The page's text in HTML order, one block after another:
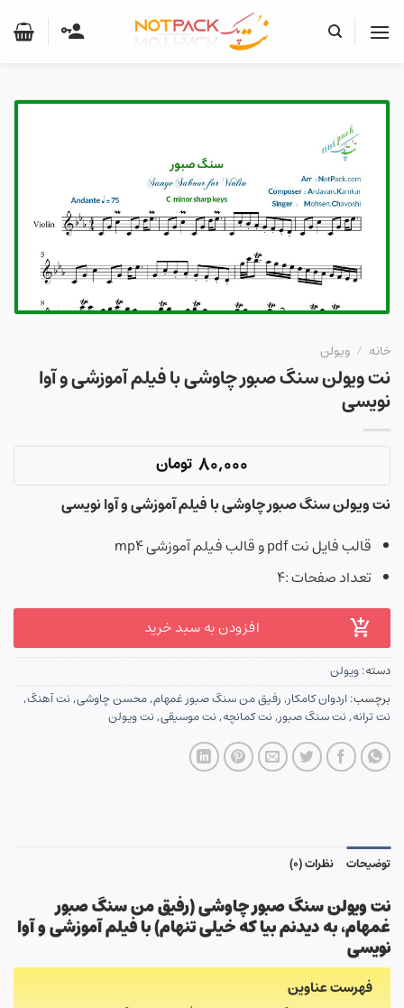
خانه / ویولن
نت ویولن سنگ صبور چاوشی با فیلم آموزشی و آوا
نویسی
80,000 تومان
نت ویولن سنگ صبور چاوشی با فیلم آموزشی و آوا نویسی
قالب فایل نت pdf و قالب فیلم آموزشی mp4
تعداد صفحات :۴
افزودن به سبد خرید
دسته:ویولن
برچسب: اردوان کامکار,رفیق من سنگ صبور غمهام,محسن چاوشی,نت آهنگ,
نت ترانه,نت سنگ صبور,نت کمانچه,نت موسیقی,نت ویولن
توضیحات نظرات (0)
نت ویولن سنگ صبور چاوشی (رفیق من سنگ صبور
غمهام، به دیدنم بیا که خیلی تنهام)با فیلم آموزشی و آوا
نویسی
فهرست عناوین